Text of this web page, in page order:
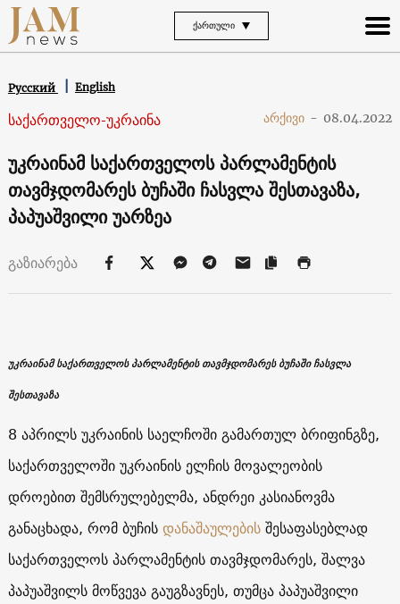
ᲥᲐᲠᲗᲣᲚᲘ
Русский English
საქართველო-უკრაინა არქივი - 08.04.2022
უკრაინამ საქართველოს პარლამენტის
თავმჯდომარეს ბუჩაში ჩასვლა შესთავაზა,
პაპუაშვილი უარზეა
გაზიარება
უკრაინამ საქართველოს პარლამენტის თავმჯდომარეს ბუჩაში ჩასვლა
შესთავაზა
8 აპრილს უკრაინის საელჩოში გამართულ ბრიფინგზე,
საქართველოში უკრაინის ელჩის მოვალეობის
დროებით შემსრულებელმა, ანდრეი კასიანოვმა
განაცხადა, რომ ბუჩისდანაშაულებისშესაფასებლად
საქართველოს პარლამენტის თავმჯდომარეს, შალვა
პაპუაშვილს მოწვევა გაუგზავნეს, თუმცა პაპუაშვილი